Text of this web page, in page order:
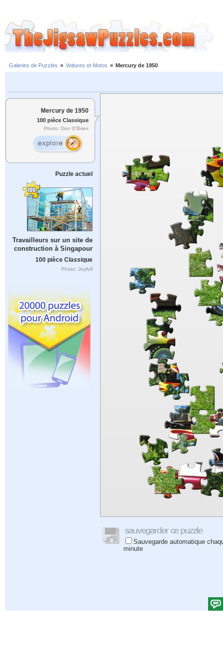
Galeries de Puzzles » Voitures et Motos » Mercury de 1950
Mercury de 1950
100 pièce Classique
Photo: Don O'Brien
Puzzle actuel
Travailleurs sur un site de
construction à Singapour
100 pièce Classique
Photo: Joyfull
Sauvegarde automatique
minute